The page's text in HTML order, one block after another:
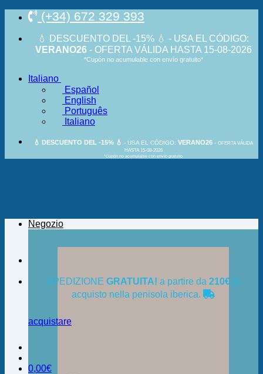
contenuti
(+34) 672 329 393
💧 DESCUENTO DEL -15% 💧 - USA EL CÓDIGO:
VERANO26- OFERTA VÁLIDA HASTA 15-08-2026
*Cupón no acumulable con envío gratuito*
Italiano
Español
English
Português
Italiano
💧 DESCUENTO DEL -15% 💧 - USA EL CÓDIGO: VERANO26 - OFERTA VÁLIDA
HASTA 15-08-2026
*Cupón no acumulable con envío gratuito
SPEDIZIONE GRATUITA! a partire da 210€ di
acquisto nella penisola iberica.
acquistare
0,00€
Negozio